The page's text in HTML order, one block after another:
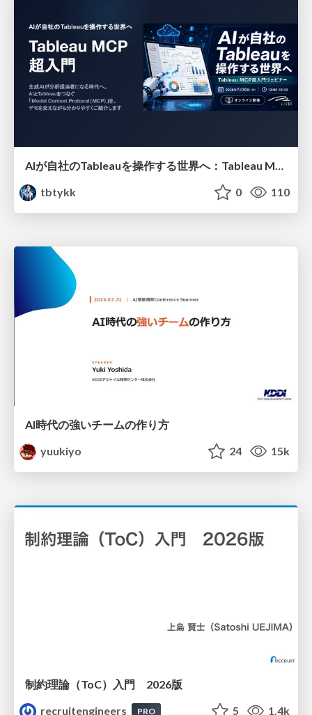
AIが自社のTableauを操作する世界へ：Tableau MCP超入門
tbtykk
0 110
AI時代の強いチームの作り方
yuukiyo
24 15k
制約理論（ToC）入門 2026版
recruitengineers
PRO 5 1.4k